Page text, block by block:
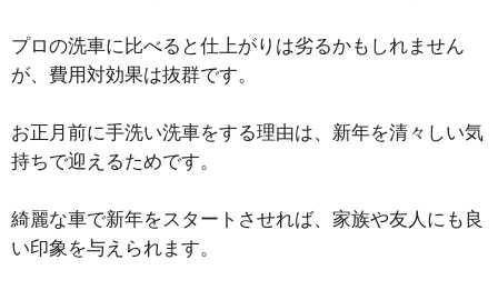
プロの洗車に比べると仕上がりは劣るかもしれません
が、費用対効果は抜群です。
お正月前に手洗い洗車をする理由は、新年を清々しい気
持ちで迎えるためです。
綺麗な車で新年をスタートさせれば、家族や友人にも良
い印象を与えられます。